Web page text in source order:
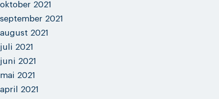
oktober 2021
september 2021
august 2021
juli 2021
juni 2021
mai 2021
april 2021